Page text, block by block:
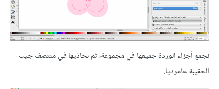
نجمع أجزاء الوردة جميعها في مجموعة، ثم نحاذيها في منتصف جيب
الحقيبة عاموديا.